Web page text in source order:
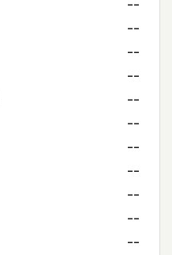
--
--
--
--
--
--
--
--
--
--
--